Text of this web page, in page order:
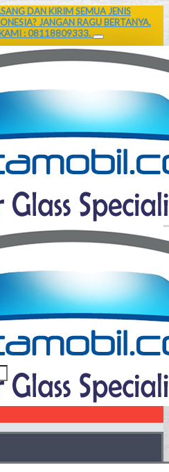
DAN KIRIM SEMUA JENIS
JANGAN RAGU BERTANYA.
KAMI : 08118809333.